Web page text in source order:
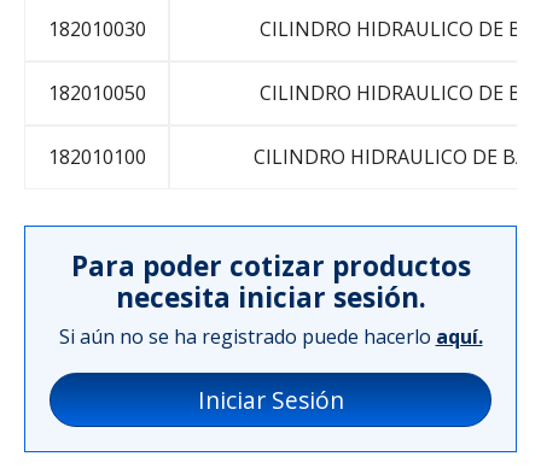
182010030 CILINDRO HIDRAULICO DE
182010050 CILINDRO HIDRAULICO DE
182010100 CILINDRO HIDRAULICO DE
Para poder cotizar productos
necesita iniciar sesión.
Si aún no se ha registrado puede hacerlo aquí.
Iniciar Sesión